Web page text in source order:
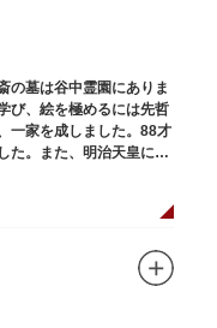
の墓は谷中霊園にありま
び、絵を極めるには先哲
一家を成しました。88才
た。また、明治天皇に